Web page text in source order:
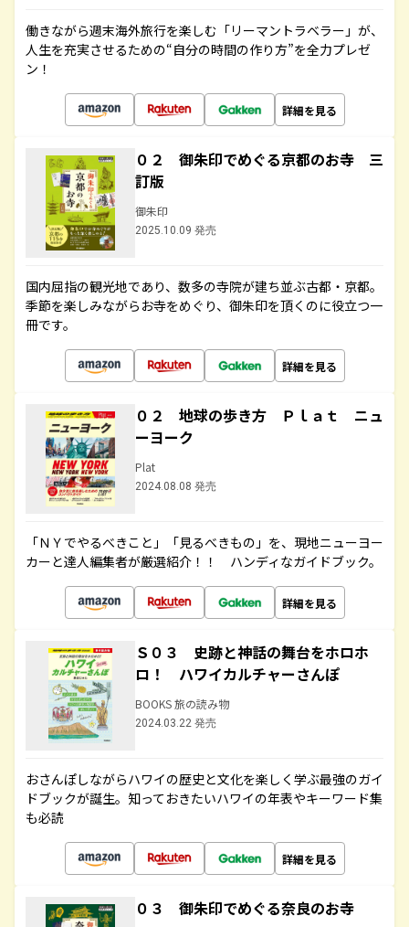
働きながら週末海外旅行を楽しむ「リーマントラベラー」が、
人生を充実させるための“自分の時間の作り方”を全力プレゼ
ン！
詳細を見る
０２ 御朱印でめぐる京都のお寺 三
訂版
御朱印
2025.10.09 発売
国内屈指の観光地であり、数多の寺院が建ち並ぶ古都・京都。
季節を楽しみながらお寺をめぐり、御朱印を頂くのに役立つ一
冊です。
詳細を見る
０２ 地球の歩き方 Ｐｌａｔ ニュ
ーヨーク
Plat
2024.08.08 発売
「ＮＹでやるべきこと」「見るべきもの」を、現地ニューヨー
カーと達人編集者が厳選紹介！！ ハンディなガイドブック。
詳細を見る
Ｓ０３ 史跡と神話の舞台をホロホ
ロ！ ハワイカルチャーさんぽ
BOOKS 旅の読み物
2024.03.22 発売
おさんぽしながらハワイの歴史と文化を楽しく学ぶ最強のガイ
ドブックが誕生。知っておきたいハワイの年表やキーワード集
も必読
詳細を見る
０３ 御朱印でめぐる奈良のお寺